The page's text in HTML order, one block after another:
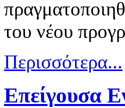
του νέου
Περισσότερα...
Επείγουσα